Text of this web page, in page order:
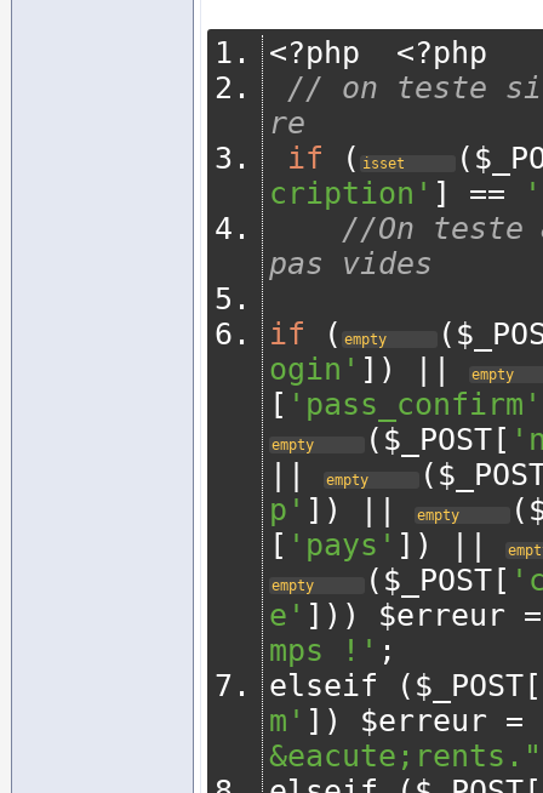
<?php <?php
// on teste si
re
if
( isset (
cription' ] ==
//On teste
pas vides
if
( empty (
ogin' ]) empty
[ 'pass_confirm'
empty ( $_POST [
empty (
p' ]) empty (
[ 'pays' ])
empty ( $_POST [
e' ])) $erreur =
mps !' ;
elseif
( $_POST [
m' ]) $erreur =
&eacute;rents."